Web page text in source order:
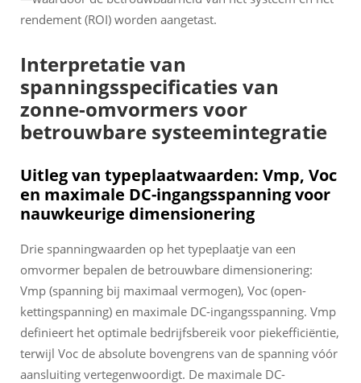
rendement (ROI) worden aangetast.
Interpretatie van
spanningsspecificaties van
zonne-omvormers voor
betrouwbare systeemintegratie
Uitleg van typeplaatwaarden: Vmp, Voc
en maximale DC-ingangsspanning voor
nauwkeurige dimensionering
Drie spanningwaarden op het typeplaatje van een
omvormer bepalen de betrouwbare dimensionering:
Vmp (spanning bij maximaal vermogen), Voc (open-
kettingspanning) en maximale DC-ingangsspanning. Vmp
definieert het optimale bedrijfsbereik voor piekefficiëntie,
terwijl Voc de absolute bovengrens van de spanning vóór
aansluiting vertegenwoordigt. De maximale DC-